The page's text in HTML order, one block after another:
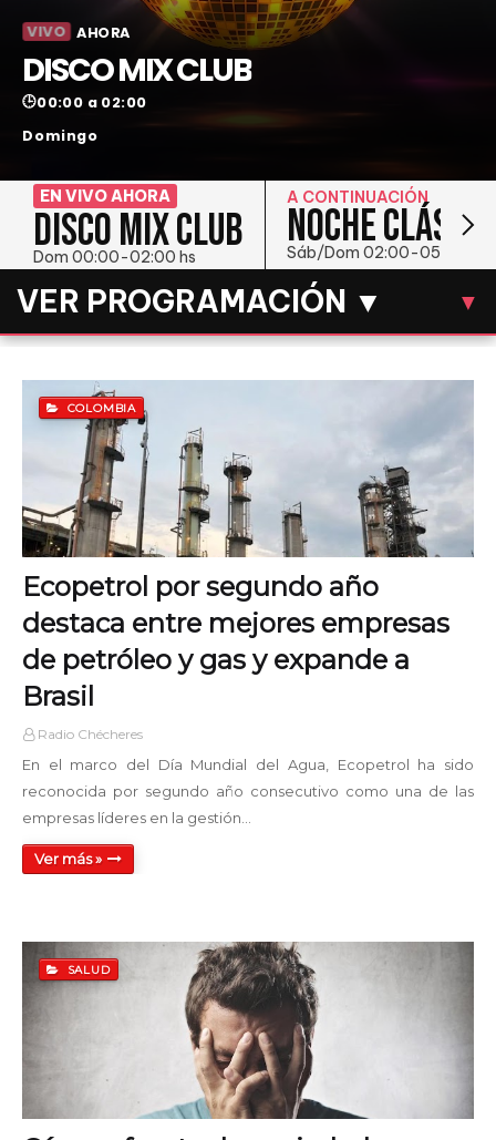
VIVO AHORA
DISCO MIX CLUB
🕒00:00 a 02:00
Domingo
EN VIVO AHORA
DISCO MIX CLUB
Dom 00:00-02:00 hs
A CONTINUACIÓN
NOCHE CLÁSICA
Sáb/Dom 02:00-05:00 hs
VER PROGRAMACIÓN ▼ ▼
DOMINGO
Disco Mix Club EN VIVO
00:00 - 02:00
Noche Clásica
02:00 - 05:00
Tiempo de Jazz AM
06:00 - 07:00
Old School Hits Mix
09:00 - 11:00
Tiempo de Jazz PM
Old School Hits Mix
COLOMBIA
Ecopetrol por segundo año
destaca entre mejores empresas
de petróleo y gas y expande a
Brasil
Radio Chécheres
En el marco del Día Mundial del Agua, Ecopetrol ha sido
reconocida por segundo año consecutivo como una de las
empresas líderes en la gestión…
Ver más »
SALUD